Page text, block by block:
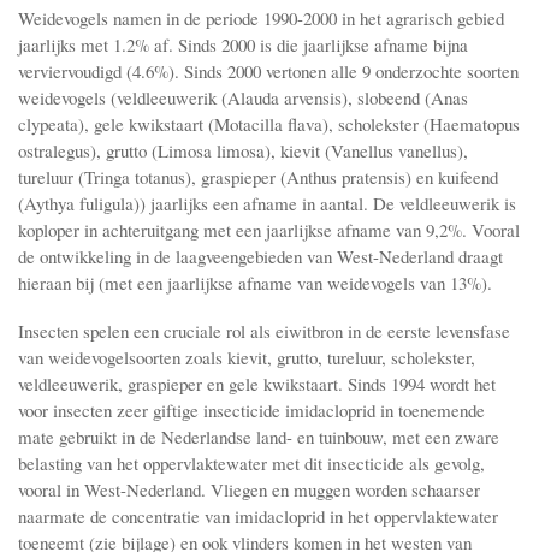
Weidevogels namen in de periode 1990-2000 in het agrarisch gebied
jaarlijks met 1.2% af. Sinds 2000 is die jaarlijkse afname bijna
verviervoudigd (4.6%). Sinds 2000 vertonen alle 9 onderzochte soorten
weidevogels (veldleeuwerik (Alauda arvensis), slobeend (Anas
clypeata), gele kwikstaart (Motacilla flava), scholekster (Haematopus
ostralegus), grutto (Limosa limosa), kievit (Vanellus vanellus),
tureluur (Tringa totanus), graspieper (Anthus pratensis) en kuifeend
(Aythya fuligula)) jaarlijks een afname in aantal. De veldleeuwerik is
koploper in achteruitgang met een jaarlijkse afname van 9,2%. Vooral
de ontwikkeling in de laagveengebieden van West-Nederland draagt
hieraan bij (met een jaarlijkse afname van weidevogels van 13%).
Insecten spelen een cruciale rol als eiwitbron in de eerste levensfase
van weidevogelsoorten zoals kievit, grutto, tureluur, scholekster,
veldleeuwerik, graspieper en gele kwikstaart. Sinds 1994 wordt het
voor insecten zeer giftige insecticide imidacloprid in toenemende
mate gebruikt in de Nederlandse land- en tuinbouw, met een zware
belasting van het oppervlaktewater met dit insecticide als gevolg,
vooral in West-Nederland. Vliegen en muggen worden schaarser
naarmate de concentratie van imidacloprid in het oppervlaktewater
toeneemt (zie bijlage) en ook vlinders komen in het westen van